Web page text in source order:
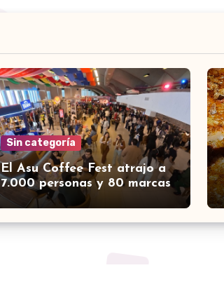
Sin categoría
El Asu Coffee Fest atrajo a
7.000 personas y 80 marcas